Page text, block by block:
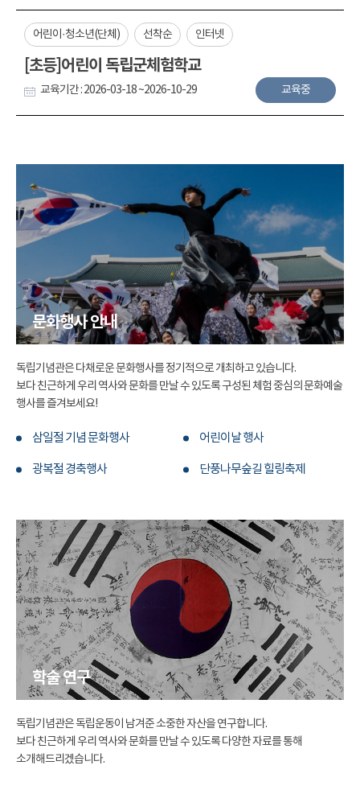
어린이·청소년(단체) 선착순 인터넷
[초등]어린이 독립군체험학교
교육기간 : 2026-03-18 ~2026-10-29 교육중
문화행사 안내
독립기념관은 다채로운 문화행사를 정기적으로 개최하고 있습니다.
보다 친근하게 우리 역사와 문화를 만날 수 있도록 구성된 체험 중심의 문화예술
행사를 즐겨보세요!
삼일절 기념 문화행사 어린이날 행사
광복절 경축행사 단풍나무숲길 힐링축제
학술 연구
독립기념관은 독립운동이 남겨준 소중한 자산을 연구합니다.
보다 친근하게 우리 역사와 문화를 만날 수 있도록 다양한 자료를 통해
소개해드리겠습니다.